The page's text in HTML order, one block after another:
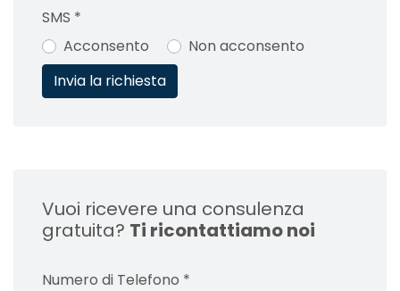
SMS *
Acconsento
Non acconsento
Vuoi ricevere una consulenza
gratuita? Ti ricontattiamo noi
Numero di Telefono *